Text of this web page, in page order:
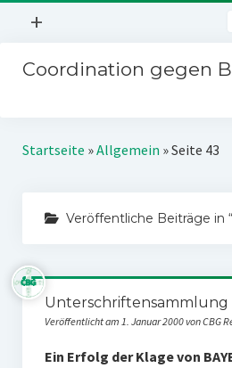
Menü
+
Mitmachen
Störfälle
Coordination gegen
Kampagnen
Stichwort BAYER
SPENDEN
Startseite »Allgemein »Seite 43
Veröffentliche Beiträge in
Unterschriftensammlung
Veröffentlicht am 1. Januar 2000 von CBG
Ein Erfolg der Klage von